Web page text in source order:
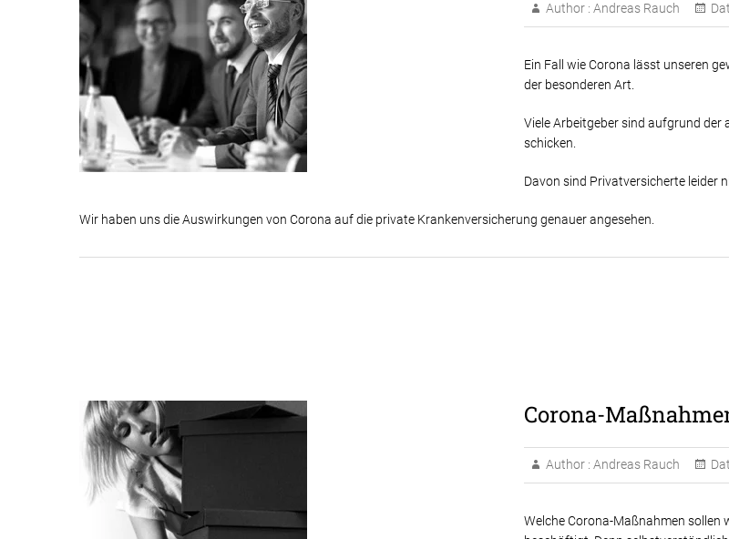
Author : Andreas Rauch
Ein Fall wie Corona lässt unseren
der besonderen Art.
Viele Arbeitgeber sind aufgrund der
schicken.
Davon sind Privatversicherte leider
Wir haben uns die Auswirkungen von Corona auf die private Krankenversicherung genauer angesehen.
Corona-
Author : Andreas Rauch
Welche Corona-Maßnahmen sollen